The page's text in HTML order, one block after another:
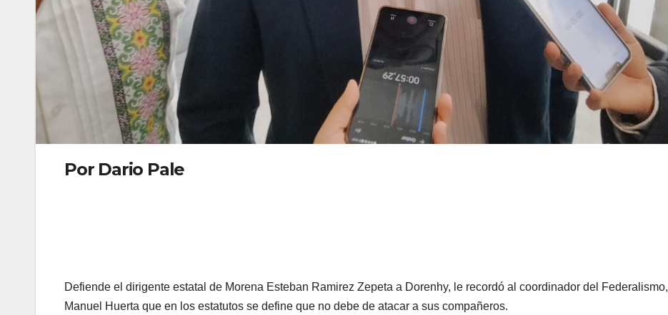
Por Dario Pale
Defiende el dirigente estatal de Morena Esteban Ramirez Zepeta a Dorenhy, le recordó al coordinador del Federalismo,
Manuel Huerta que en los estatutos se define que no debe de atacar a sus compañeros.